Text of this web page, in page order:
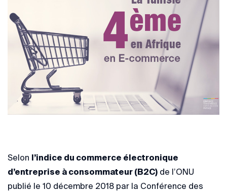
Selon l’indice du commerce électronique
d’entreprise à consommateur (B2C) de l’ONU
publié le 10 décembre 2018 par la Conférence des